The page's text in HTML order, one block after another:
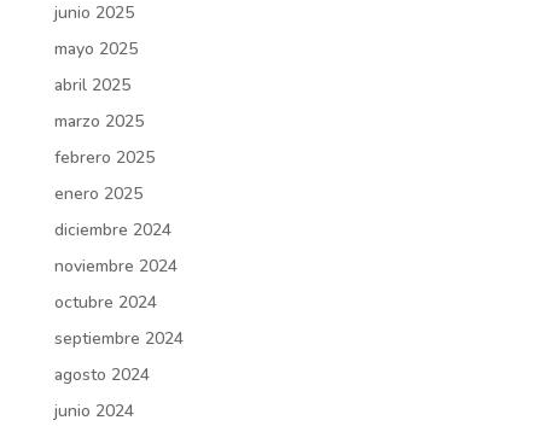
junio 2025
mayo 2025
abril 2025
marzo 2025
febrero 2025
enero 2025
diciembre 2024
noviembre 2024
octubre 2024
septiembre 2024
agosto 2024
junio 2024